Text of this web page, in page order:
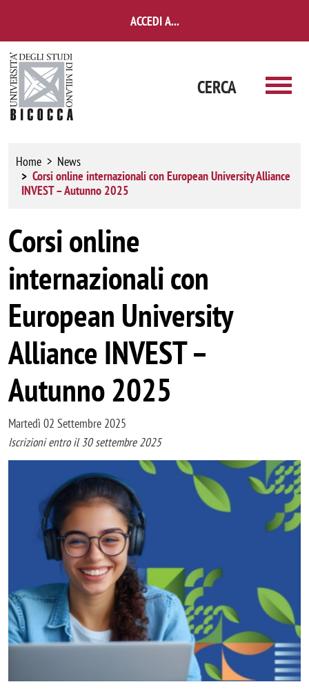
ACCEDI A...
CERCA
Home
News
Corsi online internazionali con European University Alliance
INVEST – Autunno 2025
Corsi online
internazionali con
European University
Alliance INVEST –
Autunno 2025
Martedì 02 Settembre 2025
Iscrizioni entro il 30 settembre 2025